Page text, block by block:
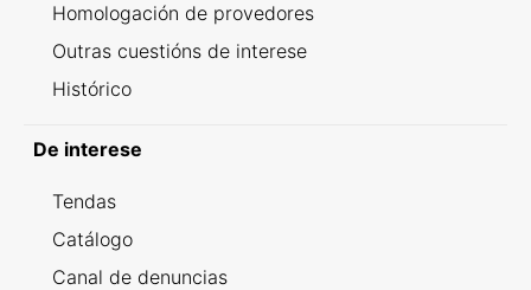
Homologación de provedores
Outras cuestións de interese
Histórico
De interese
Tendas
Catálogo
Canal de denuncias